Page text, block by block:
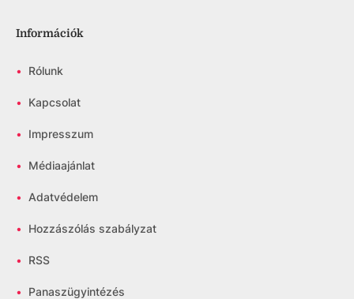
Információk
• Rólunk
• Kapcsolat
• Impresszum
• Médiaajánlat
• Adatvédelem
• Hozzászólás szabályzat
• RSS
• Panaszügyintézés